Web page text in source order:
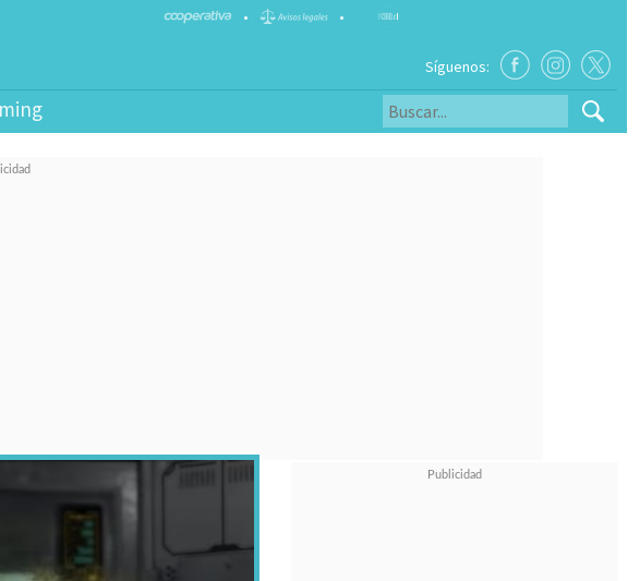
• •
Síguenos: